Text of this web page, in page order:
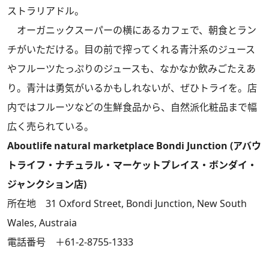
ストラリアドル。
オーガニックスーパーの横にあるカフェで、朝食とラン
チがいただける。目の前で搾ってくれる青汁系のジュース
やフルーツたっぷりのジュースも、なかなか飲みごたえあ
り。青汁は勇気がいるかもしれないが、ぜひトライを。店
内ではフルーツなどの生鮮食品から、自然派化粧品まで幅
広く売られている。
Aboutlife natural marketplace Bondi Junction (アバウ
トライフ・ナチュラル・マーケットプレイス・ボンダイ・
ジャンクション店)
所在地 31 Oxford Street, Bondi Junction, New South
Wales, Austraia
電話番号 ＋61-2-8755-1333